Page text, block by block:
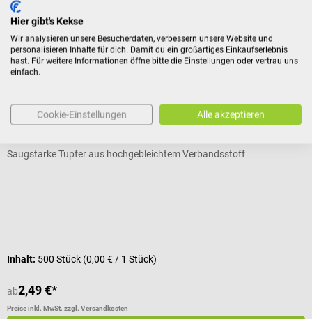
Bewertungen
Kunden kauften auch
Pur-Zellin unsterile Zellstofftupfer
Saugstarke Tupfer aus hochgebleichtem Verbandsstoff
Inhalt: 500 Stück (0,00 € / 1 Stück)
ab2,49 €*
Preise inkl. MwSt. zzgl. Versandkosten
Hier gibt's Kekse
Wir analysieren unsere Besucherdaten, verbessern unsere Website und
personalisieren Inhalte für dich. Damit du ein großartiges Einkaufserlebnis
hast. Für weitere Informationen öffne bitte die Einstellungen oder vertrau uns
einfach.
Cookie-Einstellungen Alle akzeptieren